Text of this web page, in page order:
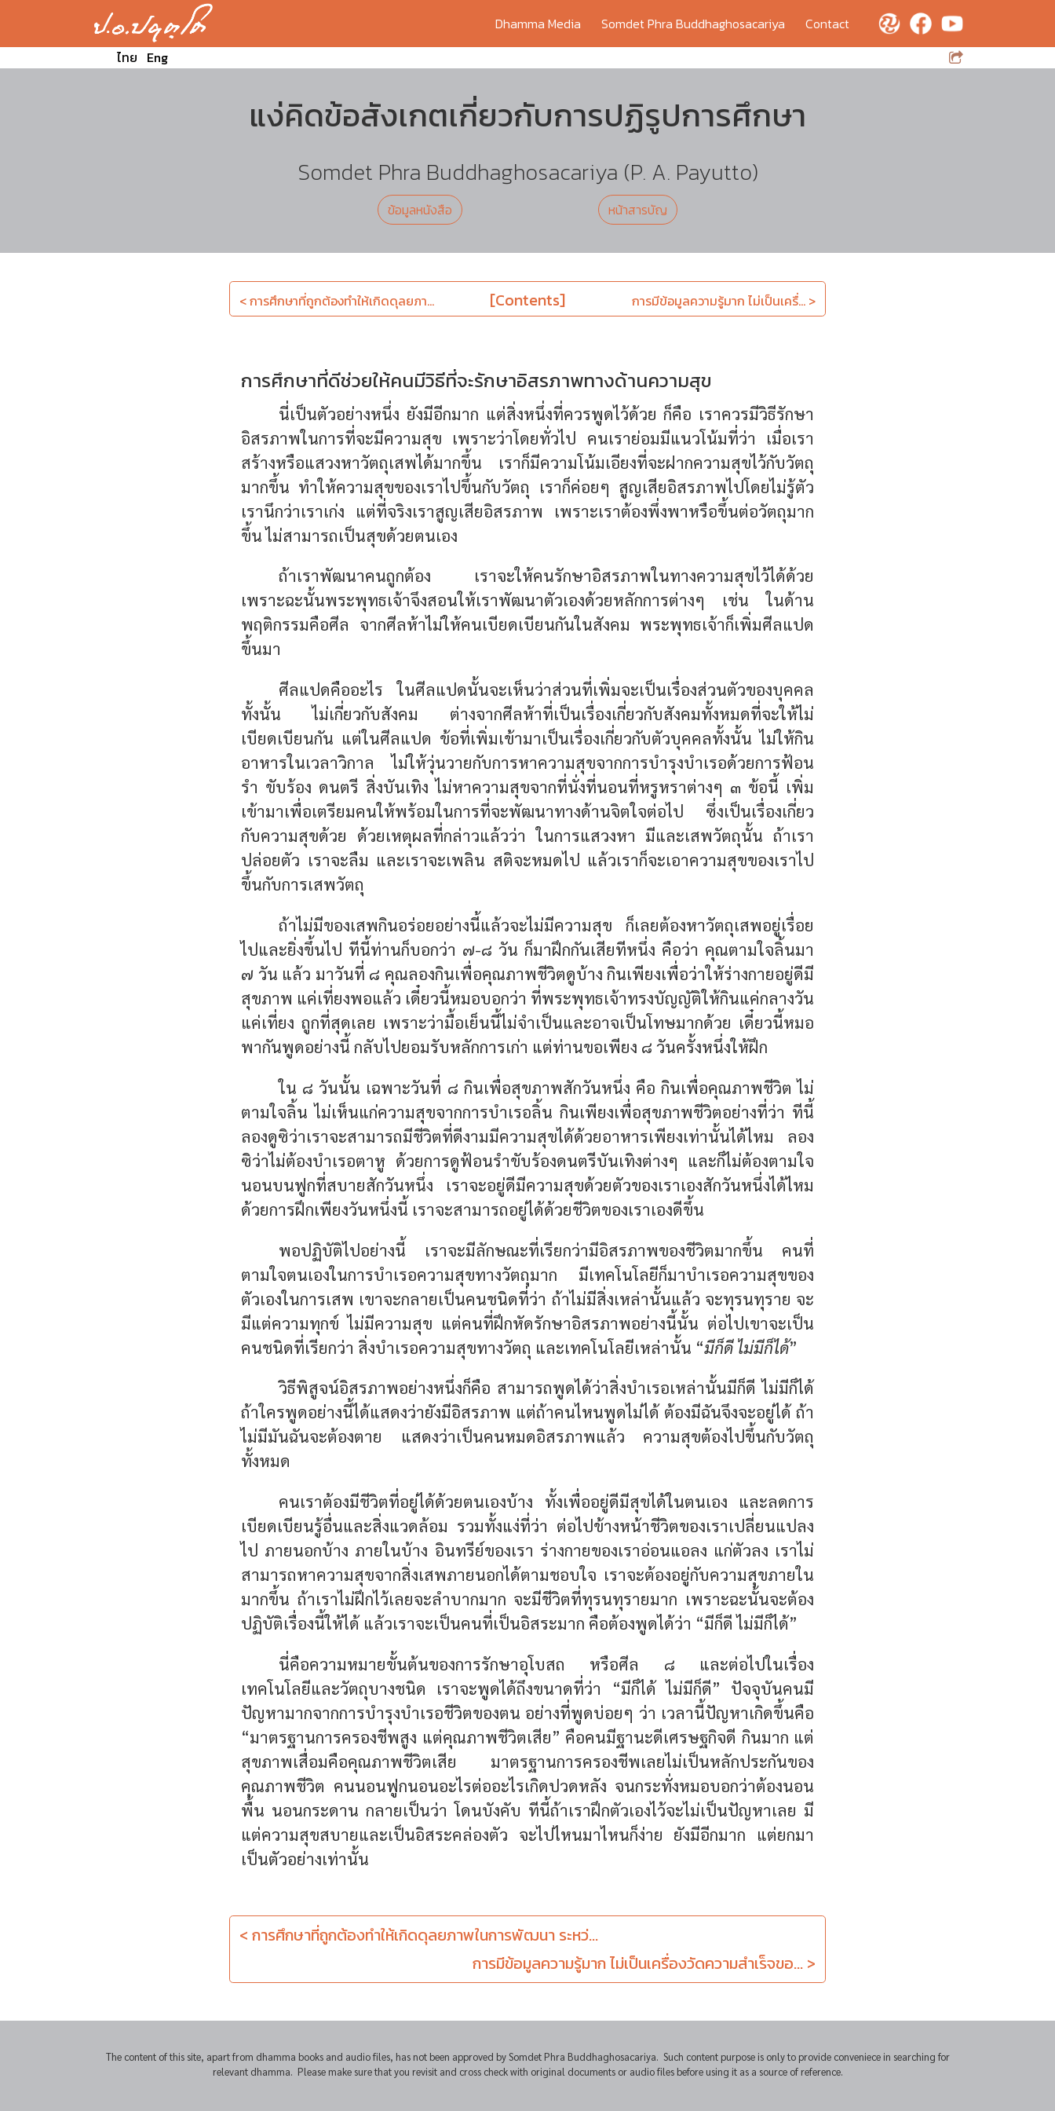
Dhamma Media Somdet Phra Buddhaghosacariya
Contact
ไทย Eng
แง่คิดข้อสังเกตเกี่ยวกับการปฏิรูปการศึกษา
Somdet Phra Buddhaghosacariya (P. A. Payutto)
ข้อมูลหนังสือ หน้าสารบัญ
< การศึกษาที่ถูกต้องทำให้เกิดดุลยภา... [Contents] การมีข้อมูลความรู้มาก ไม่เป็นเครื่... >
การศึกษาที่ดีช่วยให้คนมีวิธีที่จะรักษาอิสรภาพทางด้านความสุข
นี่เป็นตัวอย่างหนึ่ง ยังมีอีกมาก แต่สิ่งหนึ่งที่ควรพูดไว้ด้วย ก็คือ เราควรมีวิธีรักษา
อิสรภาพในการที่จะมีความสุข เพราะว่าโดยทั่วไป คนเราย่อมมีแนวโน้มที่ว่า เมื่อเรา
สร้างหรือแสวงหาวัตถุเสพได้มากขึ้น เราก็มีความโน้มเอียงที่จะฝากความสุขไว้กับวัตถุ
มากขึ้น ทำให้ความสุขของเราไปขึ้นกับวัตถุ เราก็ค่อยๆ สูญเสียอิสรภาพไปโดยไม่รู้ตัว
เรานึกว่าเราเก่ง แต่ที่จริงเราสูญเสียอิสรภาพ เพราะเราต้องพึ่งพาหรือขึ้นต่อวัตถุมาก
ขึ้น ไม่สามารถเป็นสุขด้วยตนเอง
ถ้าเราพัฒนาคนถูกต้อง เราจะให้คนรักษาอิสรภาพในทางความสุขไว้ได้ด้วย
เพราะฉะนั้นพระพุทธเจ้าจึงสอนให้เราพัฒนาตัวเองด้วยหลักการต่างๆ เช่น ในด้าน
พฤติกรรมคือศีล จากศีลห้าไม่ให้คนเบียดเบียนกันในสังคม พระพุทธเจ้าก็เพิ่มศีลแปด
ขึ้นมา
ศีลแปดคืออะไร ในศีลแปดนั้นจะเห็นว่าส่วนที่เพิ่มจะเป็นเรื่องส่วนตัวของบุคคล
ทั้งนั้น ไม่เกี่ยวกับสังคม ต่างจากศีลห้าที่เป็นเรื่องเกี่ยวกับสังคมทั้งหมดที่จะให้ไม่
เบียดเบียนกัน แต่ในศีลแปด ข้อที่เพิ่มเข้ามาเป็นเรื่องเกี่ยวกับตัวบุคคลทั้งนั้น ไม่ให้กิน
อาหารในเวลาวิกาล ไม่ให้วุ่นวายกับการหาความสุขจากการบำรุงบำเรอด้วยการฟ้อน
รำ ขับร้อง ดนตรี สิ่งบันเทิง ไม่หาความสุขจากที่นั่งที่นอนที่หรูหราต่างๆ ๓ ข้อนี้ เพิ่ม
เข้ามาเพื่อเตรียมคนให้พร้อมในการที่จะพัฒนาทางด้านจิตใจต่อไป ซึ่งเป็นเรื่องเกี่ยว
กับความสุขด้วย ด้วยเหตุผลที่กล่าวแล้วว่า ในการแสวงหา มีและเสพวัตถุนั้น ถ้าเรา
ปล่อยตัว เราจะลืม และเราจะเพลิน สติจะหมดไป แล้วเราก็จะเอาความสุขของเราไป
ขึ้นกับการเสพวัตถุ
ถ้าไม่มีของเสพกินอร่อยอย่างนี้แล้วจะไม่มีความสุข ก็เลยต้องหาวัตถุเสพอยู่เรื่อย
ไปและยิ่งขึ้นไป ทีนี้ท่านก็บอกว่า ๗-๘ วัน ก็มาฝึกกันเสียทีหนึ่ง คือว่า คุณตามใจลิ้นมา
๗ วัน แล้ว มาวันที่ ๘ คุณลองกินเพื่อคุณภาพชีวิตดูบ้าง กินเพียงเพื่อว่าให้ร่างกายอยู่ดีมี
สุขภาพ แค่เที่ยงพอแล้ว เดี๋ยวนี้หมอบอกว่า ที่พระพุทธเจ้าทรงบัญญัติให้กินแค่กลางวัน
แค่เที่ยง ถูกที่สุดเลย เพราะว่ามื้อเย็นนี้ไม่จำเป็นและอาจเป็นโทษมากด้วย เดี๋ยวนี้หมอ
พากันพูดอย่างนี้ กลับไปยอมรับหลักการเก่า แต่ท่านขอเพียง ๘ วันครั้งหนึ่งให้ฝึก
ใน ๘ วันนั้น เฉพาะวันที่ ๘ กินเพื่อสุขภาพสักวันหนึ่ง คือ กินเพื่อคุณภาพชีวิต ไม่
ตามใจลิ้น ไม่เห็นแก่ความสุขจากการบำเรอลิ้น กินเพียงเพื่อสุขภาพชีวิตอย่างที่ว่า ทีนี้
ลองดูซิว่าเราจะสามารถมีชีวิตที่ดีงามมีความสุขได้ด้วยอาหารเพียงเท่านั้นได้ไหม ลอง
ซิว่าไม่ต้องบำเรอตาหู ด้วยการดูฟ้อนรำขับร้องดนตรีบันเทิงต่างๆ และก็ไม่ต้องตามใจ
นอนบนฟูกที่สบายสักวันหนึ่ง เราจะอยู่ดีมีความสุขด้วยตัวของเราเองสักวันหนึ่งได้ไหม
ด้วยการฝึกเพียงวันหนึ่งนี้ เราจะสามารถอยู่ได้ด้วยชีวิตของเราเองดีขึ้น
พอปฏิบัติไปอย่างนี้ เราจะมีลักษณะที่เรียกว่ามีอิสรภาพของชีวิตมากขึ้น คนที่
ตามใจตนเองในการบำเรอความสุขทางวัตถุมาก มีเทคโนโลยีก็มาบำเรอความสุขของ
ตัวเองในการเสพ เขาจะกลายเป็นคนชนิดที่ว่า ถ้าไม่มีสิ่งเหล่านั้นแล้ว จะทุรนทุราย จะ
มีแต่ความทุกข์ ไม่มีความสุข แต่คนที่ฝึกหัดรักษาอิสรภาพอย่างนี้นั้น ต่อไปเขาจะเป็น
คนชนิดที่เรียกว่า สิ่งบำเรอความสุขทางวัตถุ และเทคโนโลยีเหล่านั้น “มีก็ดี ไม่มีก็ได้”
วิธีพิสูจน์อิสรภาพอย่างหนึ่งก็คือ สามารถพูดได้ว่าสิ่งบำเรอเหล่านั้นมีก็ดี ไม่มีก็ได้
ถ้าใครพูดอย่างนี้ได้แสดงว่ายังมีอิสรภาพ แต่ถ้าคนไหนพูดไม่ได้ ต้องมีฉันจึงจะอยู่ได้ ถ้า
ไม่มีมันฉันจะต้องตาย แสดงว่าเป็นคนหมดอิสรภาพแล้ว ความสุขต้องไปขึ้นกับวัตถุ
ทั้งหมด
คนเราต้องมีชีวิตที่อยู่ได้ด้วยตนเองบ้าง ทั้งเพื่ออยู่ดีมีสุขได้ในตนเอง และลดการ
เบียดเบียนรู้อื่นและสิ่งแวดล้อม รวมทั้งแง่ที่ว่า ต่อไปข้างหน้าชีวิตของเราเปลี่ยนแปลง
ไป ภายนอกบ้าง ภายในบ้าง อินทรีย์ของเรา ร่างกายของเราอ่อนแอลง แก่ตัวลง เราไม่
สามารถหาความสุขจากสิ่งเสพภายนอกได้ตามชอบใจ เราจะต้องอยู่กับความสุขภายใน
มากขึ้น ถ้าเราไม่ฝึกไว้เลยจะลำบากมาก จะมีชีวิตที่ทุรนทุรายมาก เพราะฉะนั้นจะต้อง
ปฏิบัติเรื่องนี้ให้ได้ แล้วเราจะเป็นคนที่เป็นอิสระมาก คือต้องพูดได้ว่า “มีก็ดี ไม่มีก็ได้”
นี่คือความหมายขั้นต้นของการรักษาอุโบสถ หรือศีล ๘ และต่อไปในเรื่อง
เทคโนโลยีและวัตถุบางชนิด เราจะพูดได้ถึงขนาดที่ว่า “มีก็ได้ ไม่มีก็ดี” ปัจจุบันคนมี
ปัญหามากจากการบำรุงบำเรอชีวิตของตน อย่างที่พูดบ่อยๆ ว่า เวลานี้ปัญหาเกิดขึ้นคือ
“มาตรฐานการครองชีพสูง แต่คุณภาพชีวิตเสีย” คือคนมีฐานะดีเศรษฐกิจดี กินมาก แต่
สุขภาพเสื่อมคือคุณภาพชีวิตเสีย มาตรฐานการครองชีพเลยไม่เป็นหลักประกันของ
คุณภาพชีวิต คนนอนฟูกนอนอะไรต่ออะไรเกิดปวดหลัง จนกระทั่งหมอบอกว่าต้องนอน
พื้น นอนกระดาน กลายเป็นว่า โดนบังคับ ทีนี้ถ้าเราฝึกตัวเองไว้จะไม่เป็นปัญหาเลย มี
แต่ความสุขสบายและเป็นอิสระคล่องตัว จะไปไหนมาไหนก็ง่าย ยังมีอีกมาก แต่ยกมา
เป็นตัวอย่างเท่านั้น
< การศึกษาที่ถูกต้องทำให้เกิดดุลยภาพในการพัฒนา ระหว่...
การมีข้อมูลความรู้มาก ไม่เป็นเครื่องวัดความสำเร็จขอ... >
The content of this site, apart from dhamma books and audio files, has not been approved by Somdet Phra Buddhaghosacariya. Such content purpose is only to provide conveniece in searching for
relevant dhamma. Please make sure that you revisit and cross check with original documents or audio files before using it as a source of reference.